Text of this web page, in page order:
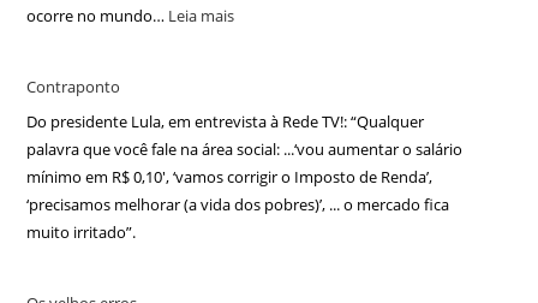
ocorre no mundo… Leia mais
Contraponto
Do presidente Lula, em entrevista à Rede TV!: “Qualquer
palavra que você fale na área social: ...‘vou aumentar o salário
mínimo em R$ 0,10′, ‘vamos corrigir o Imposto de Renda’,
‘precisamos melhorar (a vida dos pobres)’, ... o mercado fica
muito irritado”.